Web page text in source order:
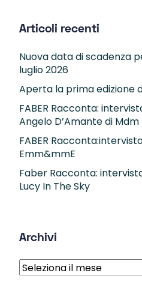
Articoli recenti
Nuova data di scadenza
luglio 2026
Aperta la prima edizione
FABER Racconta:
Angelo D’Amante di
FABER
Emm&mmE
Faber Racconta:
Lucy In The Sky
Archivi
Archivi